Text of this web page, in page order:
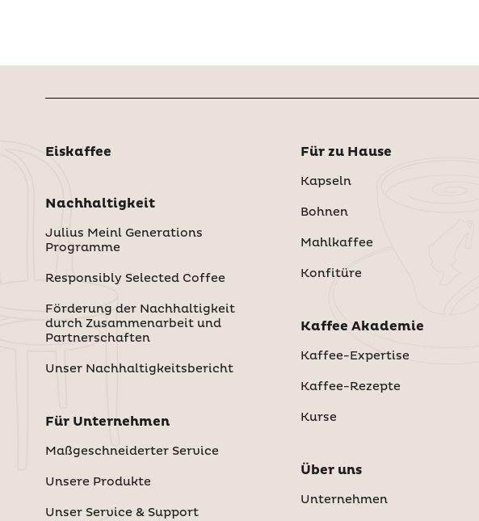
Eiskaffee
Nachhaltigkeit
Julius Meinl Generations
Programme
Responsibly Selected Coffee
Förderung der Nachhaltigkeit
durch Zusammenarbeit und
Partnerschaften
Unser Nachhaltigkeitsbericht
Für Unternehmen
Maßgeschneiderter Service
Unsere Produkte
Unser Service & Support
Für zu Hause
Kapseln
Bohnen
Mahlkaffee
Konfitüre
Kaffee Akademie
Kaffee-Expertise
Kaffee-Rezepte
Kurse
Über uns
Unternehmen